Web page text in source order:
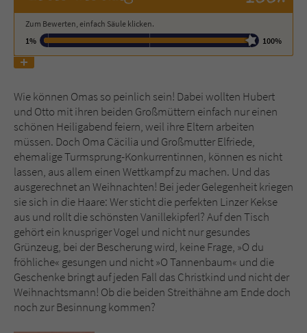
Zum Bewerten, einfach Säule klicken.
1%
100%
Wie können Omas so peinlich sein! Dabei wollten Hubert
und Otto mit ihren beiden Großmüttern einfach nur einen
schönen Heiligabend feiern, weil ihre Eltern arbeiten
müssen. Doch Oma Cäcilia und Großmutter Elfriede,
ehemalige Turmsprung-Konkurrentinnen, können es nicht
lassen, aus allem einen Wettkampf zu machen. Und das
ausgerechnet an Weihnachten! Bei jeder Gelegenheit kriegen
sie sich in die Haare: Wer sticht die perfekten Linzer Kekse
aus und rollt die schönsten Vanillekipferl? Auf den Tisch
gehört ein knuspriger Vogel und nicht nur gesundes
Grünzeug, bei der Bescherung wird, keine Frage, »O du
fröhliche« gesungen und nicht »O Tannenbaum« und die
Geschenke bringt auf jeden Fall das Christkind und nicht der
Weihnachtsmann! Ob die beiden Streithähne am Ende doch
noch zur Besinnung kommen?
Name tx_pwcomments_ahash
Anbieter
Laufzeit 1 Jahr
Zweck Cookie für Kommentare einzelner Buchtitel
Name fe_typo_user
Anbieter Literatur-Couch Medien GmbH & Co. KG
Laufzeit Session
Zweck
Dieses Cookie gewährleistet die
Kommunikation der Webseite mit dem
Benutzer. Es wird benötigt um z. B. den
Sicherheitscode des Kontaktformulars zu